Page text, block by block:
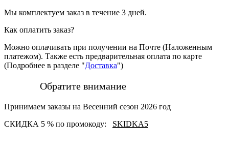
Мы комплектуем заказ в течение 3 дней.
Как оплатить заказ?
Можно оплачивать при получении на Почте (Наложенным
платежом). Также есть предварительная оплата по карте
(Подробнее в разделе "Доставка")
Обратите внимание
Принимаем заказы на Весенний сезон 2026 год
СКИДКА 5 % по промокоду: SKIDKA5